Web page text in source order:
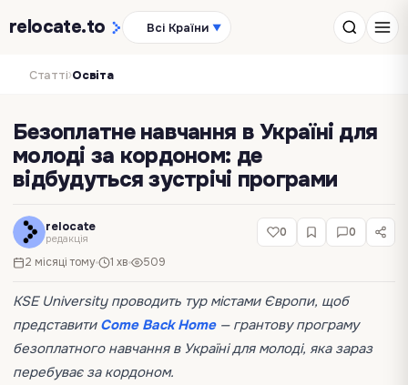
relocate.to Всі Країни ▼
Статті›Освіта
Безоплатне навчання в Україні для
молоді за кордоном: де
відбудуться зустрічі програми
relocate
редакція
2 місяці тому 1 хв 509
0 0
KSE University проводить тур містами Європи, щоб
представити Come Back Home— грантову програму
безоплатного навчання в Україні для молоді, яка зараз
перебуває за кордоном.